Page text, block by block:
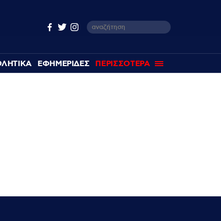
ΕΦΗΜΕΡΙΔΕΣ ΠΕΡΙΣΣΟΤΕΡΑ